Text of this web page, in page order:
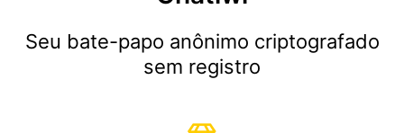
Seu bate-papo anônimo criptografado
sem registro